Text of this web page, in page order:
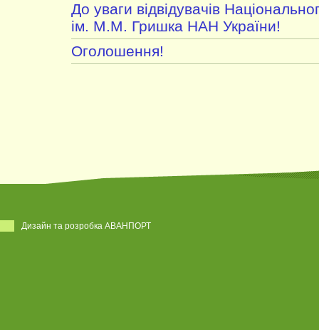
До уваги відвідувачів
ім. М.М. Гришка НАН України!
Оголошення!
Дизайн та розробка АВАНПОРТ